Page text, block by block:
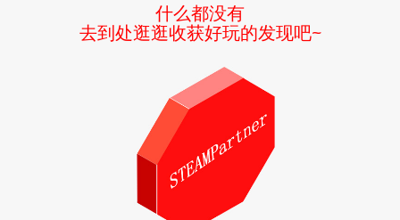
什么都没有
去到处逛逛收获好玩的发现吧~